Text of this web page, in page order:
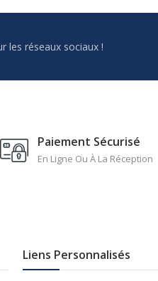
les réseaux sociaux !
Paiement Sécurisé
En Ligne Ou À La Réception
Liens Personnalisés